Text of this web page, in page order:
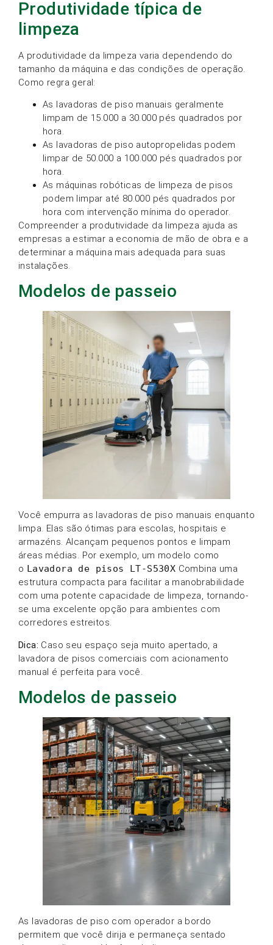
Produtividade típica de
limpeza
A produtividade da limpeza varia dependendo do
tamanho da máquina e das condições de operação.
Como regra geral:
As lavadoras de piso manuais geralmente
limpam de 15.000 a 30.000 pés quadrados por
hora.
As lavadoras de piso autopropelidas podem
limpar de 50.000 a 100.000 pés quadrados por
hora.
As máquinas robóticas de limpeza de pisos
podem limpar até 80.000 pés quadrados por
hora com intervenção mínima do operador.
Compreender a produtividade da limpeza ajuda as
empresas a estimar a economia de mão de obra e a
determinar a máquina mais adequada para suas
instalações.
Modelos de passeio
Você empurra as lavadoras de piso manuais enquanto
limpa. Elas são ótimas para escolas, hospitais e
armazéns. Alcançam pequenos pontos e limpam
áreas médias. Por exemplo, um modelo como
o Lavadora de pisos LT-S530X Combina uma
estrutura compacta para facilitar a manobrabilidade
com uma potente capacidade de limpeza, tornando-
se uma excelente opção para ambientes com
corredores estreitos.
Dica: Caso seu espaço seja muito apertado, a
lavadora de pisos comerciais com acionamento
manual é perfeita para você.
Modelos de passeio
As lavadoras de piso com operador a bordo
permitem que você dirija e permaneça sentado